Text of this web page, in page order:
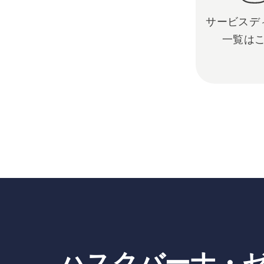
サービスデ
一覧は